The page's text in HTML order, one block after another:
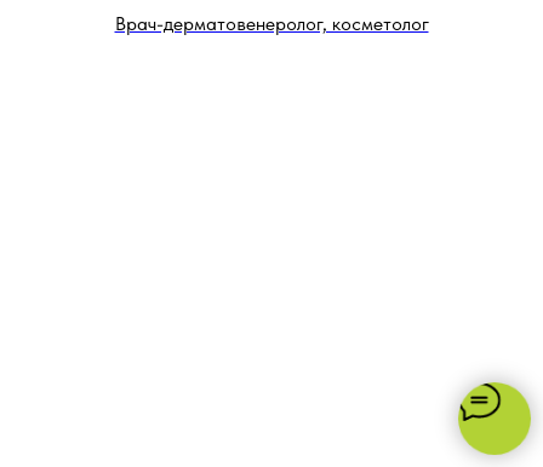
Врач-дерматовенеролог, косметолог